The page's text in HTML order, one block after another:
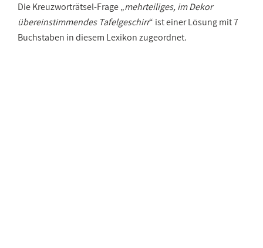
Die Kreuzworträtsel-Frage „mehrteiliges, im Dekor
übereinstimmendes Tafelgeschirr“ ist einer Lösung mit 7
Buchstaben in diesem Lexikon zugeordnet.